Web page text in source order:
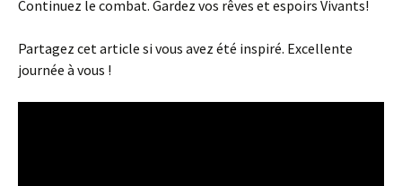
Continuez le combat. Gardez vos rêves et espoirs Vivants!
Partagez cet article si vous avez été inspiré. Excellente
journée à vous !